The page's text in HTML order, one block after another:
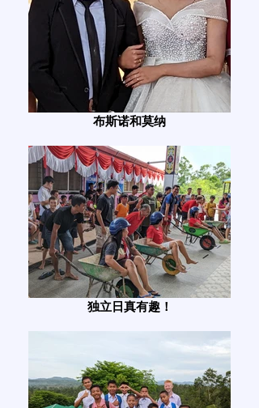
布斯诺和莫纳
独立日真有趣！